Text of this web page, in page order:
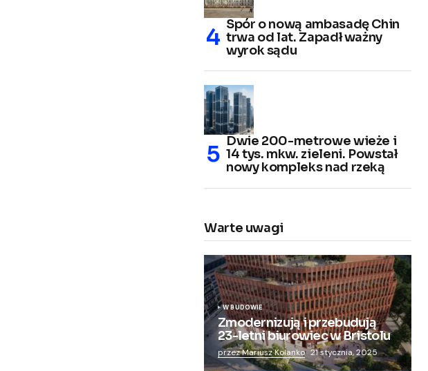
Spór o nową ambasadę Chin
trwa od lat. Zapadł ważny
wyrok sądu
Dwie 200-metrowe wieże i
14 tys. mkw. zieleni. Powstał
nowy kompleks nad rzeką
Warte uwagi
W BUDOWIE
Zmodernizują i przebudują
23-letni biurowiec w Bristolu
przez Mariusz Kolanko 21 stycznia, 2025